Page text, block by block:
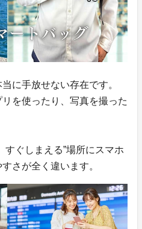
に手放せない存在です。
を使ったり、写真を撮った
すぐしまえる”場所にスマホ
さが全く違います。